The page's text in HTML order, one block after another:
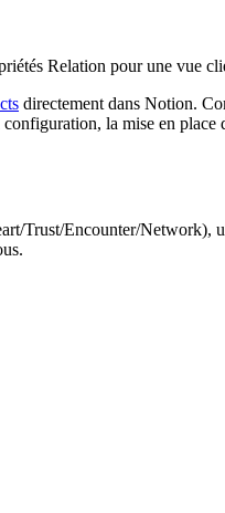
Relation pour une vue
directement dans Notion.
la mise en
Trust/Encounter/Network),